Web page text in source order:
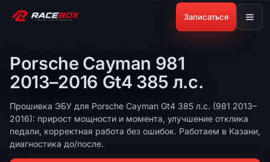
Записаться
Porsche Cayman 981
2013–2016 Gt4 385 л.с.
Прошивка ЭБУ для Porsche Cayman Gt4 385 л.с. (981 2013–
2016): прирост мощности и момента, улучшение отклика
педали, корректная работа без ошибок. Работаем в Казани,
диагностика до/после.